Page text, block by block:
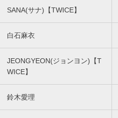
SANA(サナ)【TWICE】
白石麻衣
JEONGYEON(ジョンヨン)【T
WICE】
鈴木愛理